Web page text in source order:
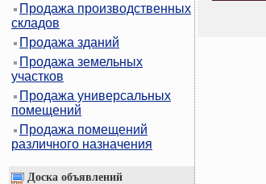
Продажа производственных
складов
Продажа зданий
Продажа земельных
участков
Продажа универсальных
помещений
Продажа помещений
различного назначения
Доска объявлений